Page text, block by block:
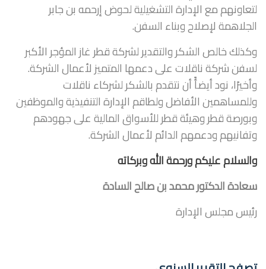
لتعاونهم مع الإدارة التشغيلية لحوض إرحمه بن جابر
الجلاهمة لإصلاح وبناء السفن.
وكذلك خالص الشكر والتقدير لشركة قطر غاز المؤجر الأكبر
لسفن شركة ناقلات على دعمها المتميز لأعمال الشركة.
وأخيرًا، نود أيضأً أن نتقدم بالشكر لشركاء ناقلات
وللمساهمين الأفاضل ولطاقم الإدارة التنفيذية والموظفين
وبورصة قطر وهيئة قطر للأسواق المالية على جهودهم
وتفانيهم ودعمهم الدائم لأعمال الشركة.
والسلام عليكم ورحمة الله وبركاته
سعادة الدكتور محمد بن صالح السادة
رئيس مجلس الإدارة